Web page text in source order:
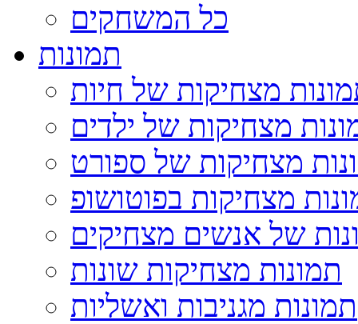
כל המשחקים
תמונות
מצחיקות של חיות
מצחיקות של ילדים
מצחיקות של ספורט
מצחיקות בפוטושופ
של אנשים מצחיקים
תמונות מצחיקות שונות
תמונות מגניבות ואשליות